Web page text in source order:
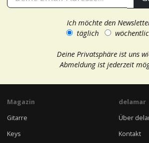
Ich möchte den
täglich
Deine Privatsphäre ist uns
Abmeldung ist jederzeit
Magazin
Gitarre
Keys
delamar
Über
Kontakt